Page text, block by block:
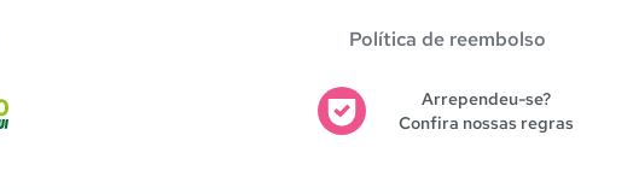
Política de reembolso
Arrependeu-se?
Confira nossas regras